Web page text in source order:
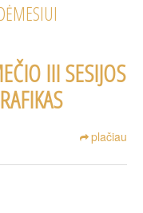
III SESIJOS
plačiau